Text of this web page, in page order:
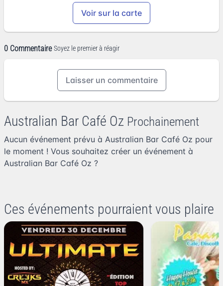
Voir sur la carte
0 Commentaire Soyez le premier à réagir
Laisser un commentaire
Australian Bar Café Oz Prochainement
Aucun événement prévu à Australian Bar Café Oz pour
le moment ! Vous souhaitez créer un événement à
Australian Bar Café Oz ?
Ces événements pourraient vous plaire